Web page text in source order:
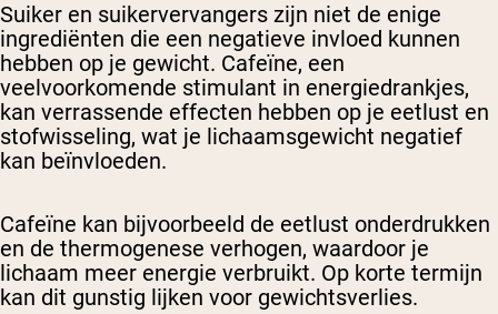
Suiker en suikervervangers zijn niet de enige
ingrediënten die een negatieve invloed kunnen
hebben op je gewicht. Cafeïne, een
veelvoorkomende stimulant in energiedrankjes,
kan verrassende effecten hebben op je eetlust en
stofwisseling, wat je lichaamsgewicht negatief
kan beïnvloeden.
Cafeïne kan bijvoorbeeld de eetlust onderdrukken
en de thermogenese verhogen, waardoor je
lichaam meer energie verbruikt. Op korte termijn
kan dit gunstig lijken voor gewichtsverlies.